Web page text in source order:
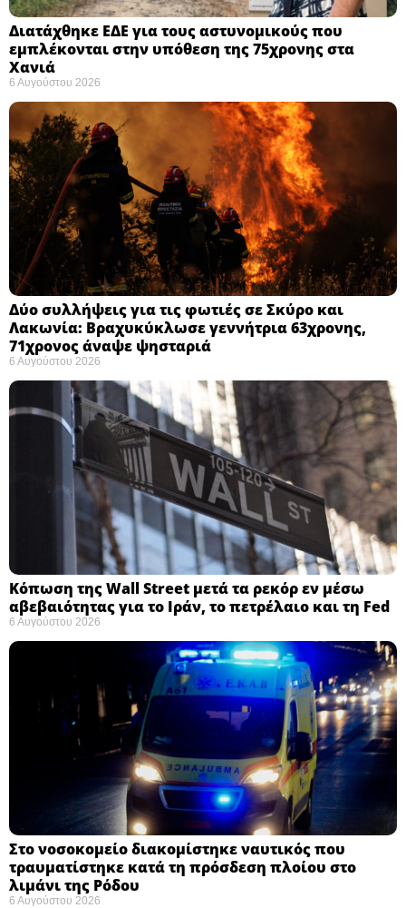
Διατάχθηκε ΕΔΕ για τους αστυνομικούς που
εμπλέκονται στην υπόθεση της 75χρονης στα
Χανιά
6 Αυγούστου 2026
Δύο συλλήψεις για τις φωτιές σε Σκύρο και
Λακωνία: Βραχυκύκλωσε γεννήτρια 63χρονης,
71χρονος άναψε ψησταριά
6 Αυγούστου 2026
Κόπωση της Wall Street μετά τα ρεκόρ εν μέσω
αβεβαιότητας για το Ιράν, το πετρέλαιο και τη Fed
6 Αυγούστου 2026
Στο νοσοκομείο διακομίστηκε ναυτικός που
τραυματίστηκε κατά τη πρόσδεση πλοίου στο
λιμάνι της Ρόδου
6 Αυγούστου 2026